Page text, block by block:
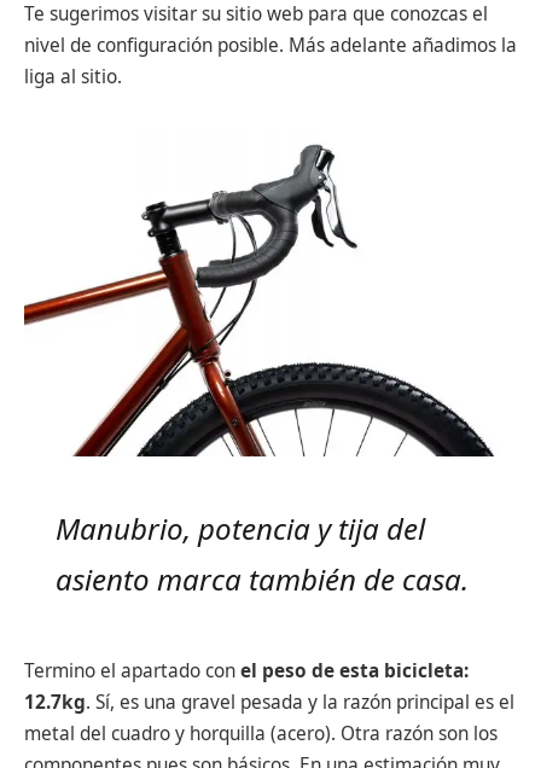
Te sugerimos visitar su sitio web para que conozcas el
nivel de configuración posible. Más adelante añadimos la
liga al sitio.
Manubrio, potencia y tija del
asiento marca también de casa.
Termino el apartado conel peso de esta bicicleta:
12.7kg. Sí, es una gravel pesada y la razón principal es el
metal del cuadro y horquilla (acero). Otra razón son los